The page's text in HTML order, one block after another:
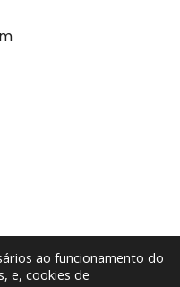
ao funcionamento do
e, cookies de